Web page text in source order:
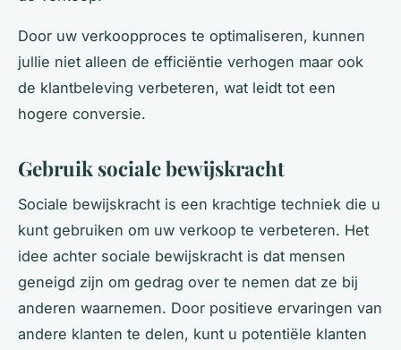
Door uw verkoopproces te optimaliseren, kunnen
jullie niet alleen de efficiëntie verhogen maar ook
de klantbeleving verbeteren, wat leidt tot een
hogere conversie.
Gebruik sociale bewijskracht
Sociale bewijskracht is een krachtige techniek die u
kunt gebruiken om uw verkoop te verbeteren. Het
idee achter sociale bewijskracht is dat mensen
geneigd zijn om gedrag over te nemen dat ze bij
anderen waarnemen. Door positieve ervaringen van
andere klanten te delen, kunt u potentiële klanten